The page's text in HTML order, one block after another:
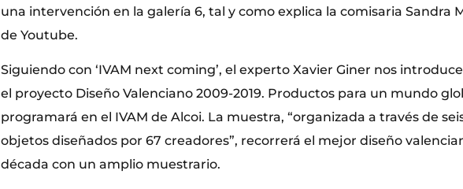
una intervención en la galería 6, tal y como explica la comisaria Sandra
de Youtube.
Siguiendo con ‘IVAM next coming’, el experto Xavier Giner nos
el proyecto Diseño Valenciano 2009-2019. Productos para un mundo
programará en el IVAM de Alcoi. La muestra, “organizada a través de
objetos diseñados por 67 creadores”, recorrerá el mejor diseño
década con un amplio muestrario.